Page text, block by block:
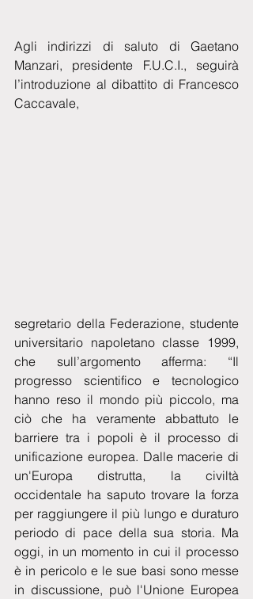
Agli indirizzi di saluto di Gaetano
Manzari, presidente F.U.C.I., seguirà
l’introduzione al dibattito di Francesco
Caccavale,
segretario della Federazione, studente
universitario napoletano classe 1999,
che sull’argomento afferma: “Il
progresso scientifico e tecnologico
hanno reso il mondo più piccolo, ma
ciò che ha veramente abbattuto le
barriere tra i popoli è il processo di
unificazione europea. Dalle macerie di
un'Europa distrutta, la civiltà
occidentale ha saputo trovare la forza
per raggiungere il più lungo e duraturo
periodo di pace della sua storia. Ma
oggi, in un momento in cui il processo
è in pericolo e le sue basi sono messe
in discussione, può l'Unione Europea